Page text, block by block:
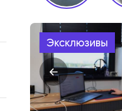
Эксклюзивы